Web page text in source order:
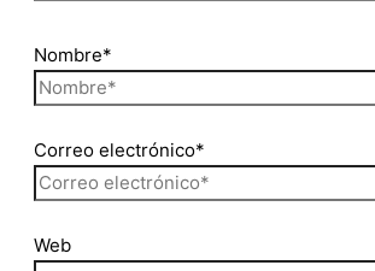
Nombre*
Correo electrónico*
Web